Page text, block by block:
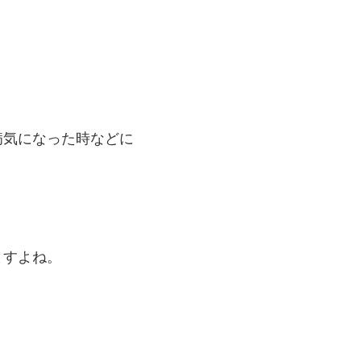
になった時などに
よね。